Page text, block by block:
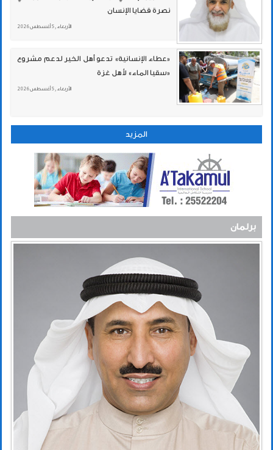
نصرة قضايا الإنسان
الأربعاء , 5 أغسطس 2026
«عطاء الإنسانية» تدعو أهل الخير لدعم مشروع
«سقيا الماء» لأهل غزة
الأربعاء , 5 أغسطس 2026
المزيد
برلمان